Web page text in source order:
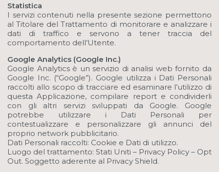
Statistica
I servizi contenuti nella presente sezione permettono
al Titolare del Trattamento di monitorare e analizzare i
dati di traffico e servono a tener traccia del
comportamento dell’Utente.
Google Analytics (Google Inc.)
Google Analytics è un servizio di analisi web fornito da
Google Inc. (“Google”). Google utilizza i Dati Personali
raccolti allo scopo di tracciare ed esaminare l’utilizzo di
questa Applicazione, compilare report e condividerli
con gli altri servizi sviluppati da Google. Google
potrebbe utilizzare i Dati Personali per
contestualizzare e personalizzare gli annunci del
proprio network pubblicitario.
Dati Personali raccolti: Cookie e Dati di utilizzo.
Luogo del trattamento: Stati Uniti – Privacy Policy – Opt
Out. Soggetto aderente al Privacy Shield.